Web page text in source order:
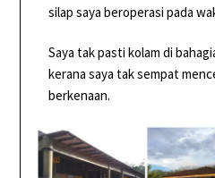
silap saya beroperasi pada
Saya tak pasti kolam di
kerana saya tak sempat
berkenaan.